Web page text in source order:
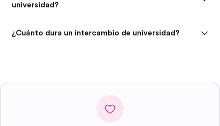
universidad?
¿Cuánto dura un intercambio de universidad?